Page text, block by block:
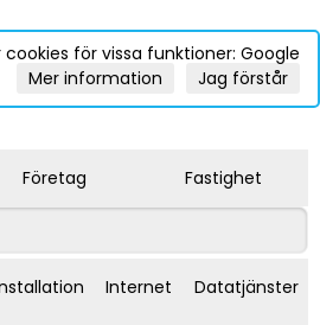
för vissa funktioner: Google
Jag förstår
Mer information
Företag Fastighet
Internet Datatjänster